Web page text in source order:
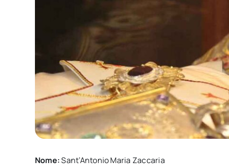
Nome:Sant’Antonio Maria Zaccaria